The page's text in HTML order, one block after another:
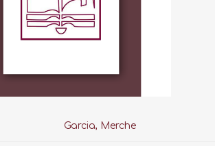
Garcia, Merche